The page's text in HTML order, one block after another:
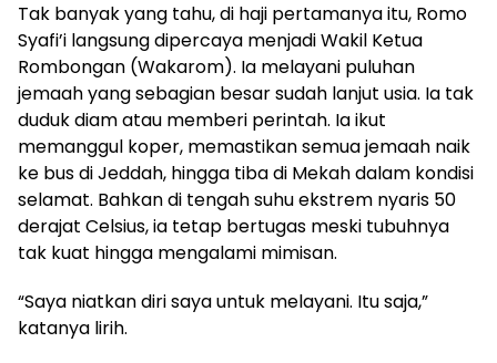
Tak banyak yang tahu, di haji pertamanya itu, Romo
Syafi’i langsung dipercaya menjadi Wakil Ketua
Rombongan (Wakarom). Ia melayani puluhan
jemaah yang sebagian besar sudah lanjut usia. Ia tak
duduk diam atau memberi perintah. Ia ikut
memanggul koper, memastikan semua jemaah naik
ke bus di Jeddah, hingga tiba di Mekah dalam kondisi
selamat. Bahkan di tengah suhu ekstrem nyaris 50
derajat Celsius, ia tetap bertugas meski tubuhnya
tak kuat hingga mengalami mimisan.
“Saya niatkan diri saya untuk melayani. Itu saja,”
katanya lirih.